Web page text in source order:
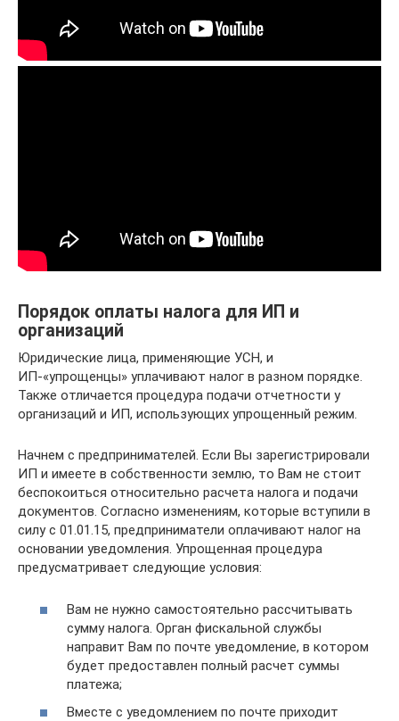
Порядок оплаты налога для ИП и
организаций
Юридические лица, применяющие УСН, и
ИП-«упрощенцы» уплачивают налог в разном порядке.
Также отличается процедура подачи отчетности у
организаций и ИП, использующих упрощенный режим.
Начнем с предпринимателей. Если Вы зарегистрировали
ИП и имеете в собственности землю, то Вам не стоит
беспокоиться относительно расчета налога и подачи
документов. Согласно изменениям, которые вступили в
силу с 01.01.15, предприниматели оплачивают налог на
основании уведомления. Упрощенная процедура
предусматривает следующие условия:
Вам не нужно самостоятельно рассчитывать
сумму налога. Орган фискальной службы
направит Вам по почте уведомление, в котором
будет предоставлен полный расчет суммы
платежа;
Вместе с уведомлением по почте приходит